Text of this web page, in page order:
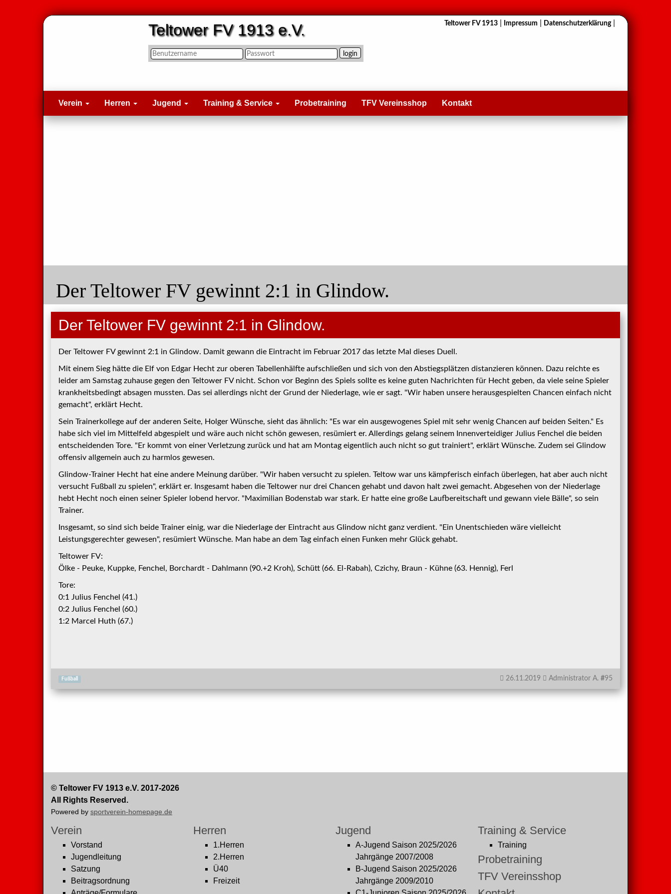
Teltower FV 1913 Impressum Datenschutzerklärung|
Teltower FV 1913 e.V.
Verein Herren Jugend Training & Service Probetraining TFV Vereinsshop Kontakt
Der Teltower FV gewinnt 2:1 in Glindow.
Der Teltower FV gewinnt 2:1 in Glindow.
Der Teltower FV gewinnt 2:1 in Glindow. Damit gewann die Eintracht im Februar 2017 das letzte Mal dieses Duell.
Mit einem Sieg hätte die Elf von Edgar Hecht zur oberen Tabellenhälfte aufschließen und sich von den Abstiegsplätzen distanzieren können. Dazu reichte es
leider am Samstag zuhause gegen den Teltower FV nicht. Schon vor Beginn des Spiels sollte es keine guten Nachrichten für Hecht geben, da viele seine Spieler
krankheitsbedingt absagen mussten. Das sei allerdings nicht der Grund der Niederlage, wie er sagt. "Wir haben unsere herausgespielten Chancen einfach nicht
gemacht", erklärt Hecht.
Sein Trainerkollege auf der anderen Seite, Holger Wünsche, sieht das ähnlich: "Es war ein ausgewogenes Spiel mit sehr wenig Chancen auf beiden Seiten." Es
habe sich viel im Mittelfeld abgespielt und wäre auch nicht schön gewesen, resümiert er. Allerdings gelang seinem Innenverteidiger Julius Fenchel die beiden
entscheidenden Tore. "Er kommt von einer Verletzung zurück und hat am Montag eigentlich auch nicht so gut trainiert", erklärt Wünsche. Zudem sei Glindow
offensiv allgemein auch zu harmlos gewesen.
Glindow-Trainer Hecht hat eine andere Meinung darüber. "Wir haben versucht zu spielen. Teltow war uns kämpferisch einfach überlegen, hat aber auch nicht
versucht Fußball zu spielen", erklärt er. Insgesamt haben die Teltower nur drei Chancen gehabt und davon halt zwei gemacht. Abgesehen von der Niederlage
hebt Hecht noch einen seiner Spieler lobend hervor. "Maximilian Bodenstab war stark. Er hatte eine große Laufbereitschaft und gewann viele Bälle", so sein
Trainer.
Insgesamt, so sind sich beide Trainer einig, war die Niederlage der Eintracht aus Glindow nicht ganz verdient. "Ein Unentschieden wäre vielleicht
Leistungsgerechter gewesen", resümiert Wünsche. Man habe an dem Tag einfach einen Funken mehr Glück gehabt.
Teltower FV:
Ölke - Peuke, Kuppke, Fenchel, Borchardt - Dahlmann (90.+2 Kroh), Schütt (66. El-Rabah), Czichy, Braun - Kühne (63. Hennig), Ferl
Tore:
0:1 Julius Fenchel (41.)
0:2 Julius Fenchel (60.)
1:2 Marcel Huth (67.)
Fußball 26.11.2019 Administrator A. #95
© Teltower FV 1913 e.V. 2017-2026
All Rights Reserved.
Powered by sportverein-homepage.de
Verein
Vorstand
Jugendleitung
Satzung
Beitragsordnung
Herren
1.Herren
2.Herren
Ü40
Freizeit
Jugend
A-Jugend Saison 2025/2026
Jahrgänge 2007/2008
B-Jugend Saison 2025/2026
Jahrgänge 2009/2010
Training & Service
Training
Probetraining
TFV Vereinsshop